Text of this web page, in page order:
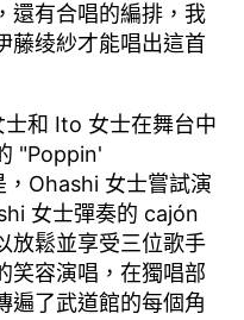
還有合唱的編排，我
藤绫紗才能唱出這首
和 Ito 女士在舞台中
"Poppin'
Ohashi 女士嘗試演
女士彈奏的 cajón
放鬆並享受三位歌手
笑容演唱，在獨唱部
遍了武道館的每個角